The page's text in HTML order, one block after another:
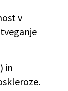
v
in